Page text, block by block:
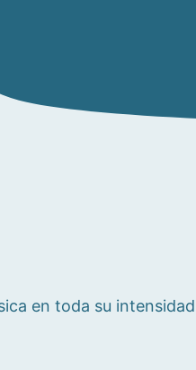
en toda su intensidad